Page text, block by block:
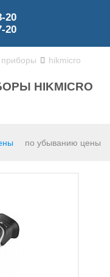
20
20
приборы
hikmicro
HIKMICRO
по убыванию цены